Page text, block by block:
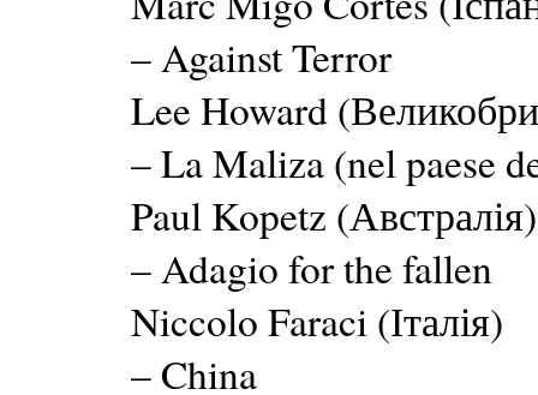
– Against Terror
Lee Howard
– La Maliza (nel paese
Paul Kopetz (Австралія)
– Adagio for the fallen
Niccolo Faraci (Італія)
– China